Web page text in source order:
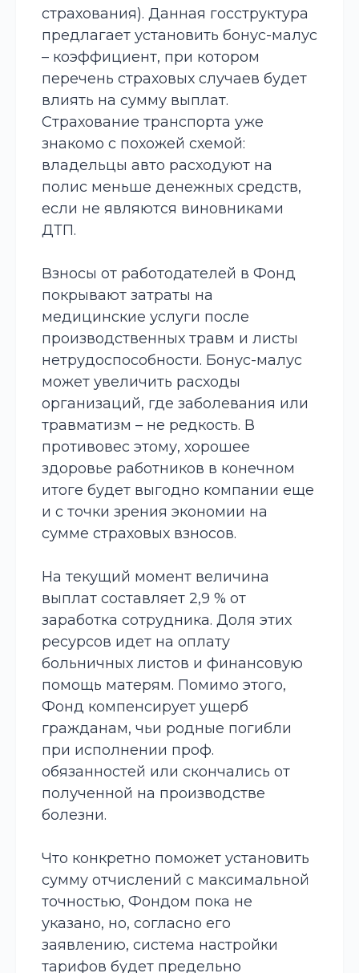
страхования). Данная госструктура
предлагает установить бонус-малус
– коэффициент, при котором
перечень страховых случаев будет
влиять на сумму выплат.
Страхование транспорта уже
знакомо с похожей схемой:
владельцы авто расходуют на
полис меньше денежных средств,
если не являются виновниками
ДТП.
Взносы от работодателей в Фонд
покрывают затраты на
медицинские услуги после
производственных травм и листы
нетрудоспособности. Бонус-малус
может увеличить расходы
организаций, где заболевания или
травматизм – не редкость. В
противовес этому, хорошее
здоровье работников в конечном
итоге будет выгодно компании еще
и с точки зрения экономии на
сумме страховых взносов.
На текущий момент величина
выплат составляет 2,9 % от
заработка сотрудника. Доля этих
ресурсов идет на оплату
больничных листов и финансовую
помощь матерям. Помимо этого,
Фонд компенсирует ущерб
гражданам, чьи родные погибли
при исполнении проф.
обязанностей или скончались от
полученной на производстве
болезни.
Что конкретно поможет установить
сумму отчислений с максимальной
точностью, Фондом пока не
указано, но, согласно его
заявлению, система настройки
тарифов будет предельно